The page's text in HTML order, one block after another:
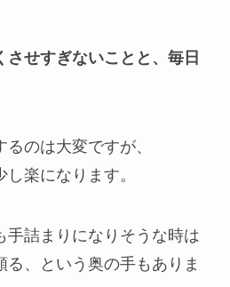
せすぎないことと、毎日
のは大変ですが、
楽になります。
手詰まりになりそうな時は
る、という奥の手もありま